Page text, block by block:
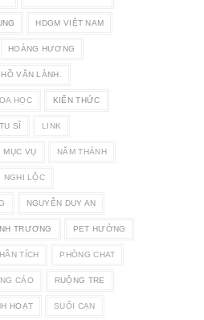
HDGM VIỆT NAM
HOÀNG HƯƠNG
HỒ VĂN LÀNH.
HỌC KIẾN THỨC
SĨ LINK
MỤC VỤ NĂM THÁNH
NGHI LỘC
NGUYỄN DUY AN
TRƯƠNG PET HƯỞNG
TÍCH PHÒNG CHAT
CÁO RUỘNG TRE
HOẠT SUỐI CẠN